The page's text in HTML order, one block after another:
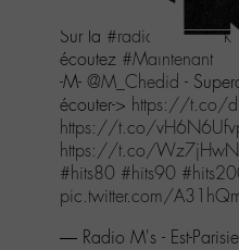
menu
Aller
au
contenu
Aller
recherche
Sur la #radio #poprock
écoutez #Maintenant
-M- @M_Chedid -
écouter-> https://t.co/
https://t.co/
https://t.co/
#hits80 #hits90
pic.twitter.com/
— Radio M's - Est-